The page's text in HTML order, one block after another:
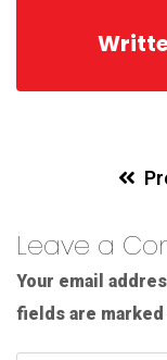
Leave a
Your email
fields are marked